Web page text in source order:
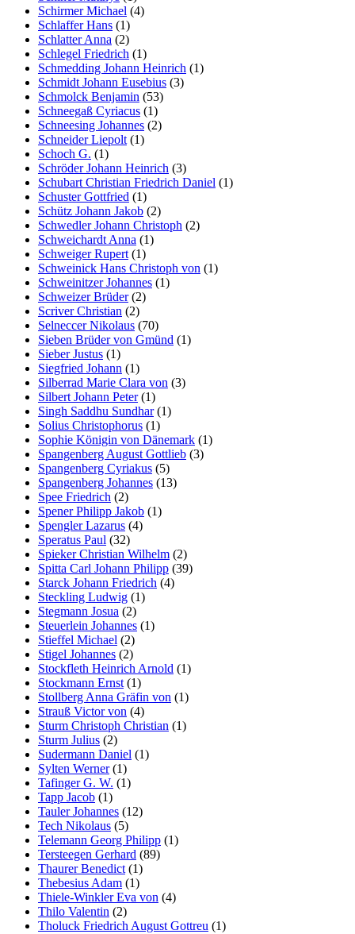
Schirmer Michael (4)
Schlaffer Hans (1)
Schlatter Anna (2)
Schlegel Friedrich (1)
Schmedding Johann Heinrich (1)
Schmidt Johann Eusebius (3)
Schmolck Benjamin (53)
Schneegaß Cyriacus (1)
Schneesing Johannes (2)
Schneider Liepolt (1)
Schoch G. (1)
Schröder Johann Heinrich (3)
Schubart Christian Friedrich Daniel (1)
Schuster Gottfried (1)
Schütz Johann Jakob (2)
Schwedler Johann Christoph (2)
Schweichardt Anna (1)
Schweiger Rupert (1)
Schweinick Hans Christoph von (1)
Schweinitzer Johannes (1)
Schweizer Brüder(2)
Scriver Christian (2)
Selneccer Nikolaus (70)
Sieben Brüder von Gmünd (1)
Sieber Justus (1)
Siegfried Johann (1)
Silberrad Marie Clara von (3)
Silbert Johann Peter(1)
Singh Saddhu Sundhar(1)
Solius Christophorus (1)
Sophie Königin von Dänemark (1)
Spangenberg August Gottlieb (3)
Spangenberg Cyriakus (5)
Spangenberg Johannes (13)
Spee Friedrich (2)
Spener Philipp Jakob (1)
Spengler Lazarus (4)
Speratus Paul (32)
Spieker Christian Wilhelm (2)
Spitta Carl Johann Philipp (39)
Starck Johann Friedrich (4)
Steckling Ludwig (1)
Stegmann Josua (2)
Steuerlein Johannes (1)
Stieffel Michael (2)
Stigel Johannes (2)
Stockfleth Heinrich Arnold (1)
Stockmann Ernst (1)
Stollberg Anna Gräfin von (1)
Strauß Victor von (4)
Sturm Christoph Christian (1)
Sturm Julius (2)
Sudermann Daniel (1)
Sylten Werner(1)
Tafinger G. W. (1)
Tapp Jacob (1)
Tauler Johannes (12)
Tech Nikolaus (5)
Telemann Georg Philipp (1)
Tersteegen Gerhard (89)
Thaurer Benedict (1)
Thebesius Adam (1)
Thiele-Winkler Eva von (4)
Thilo Valentin (2)
Tholuck Friedrich August Gottreu (1)